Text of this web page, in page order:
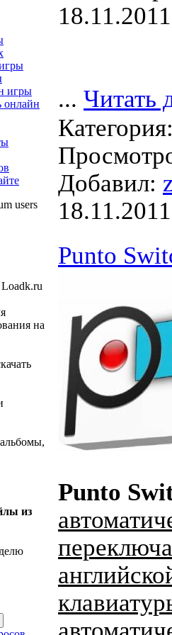
игры
онлайн
users
на
из
... Читать
Добавил:
18.11.2011
Punto
Punto